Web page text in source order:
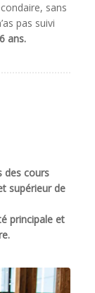
sans
pas suivi
ans.
des cours
supérieur de
principale et